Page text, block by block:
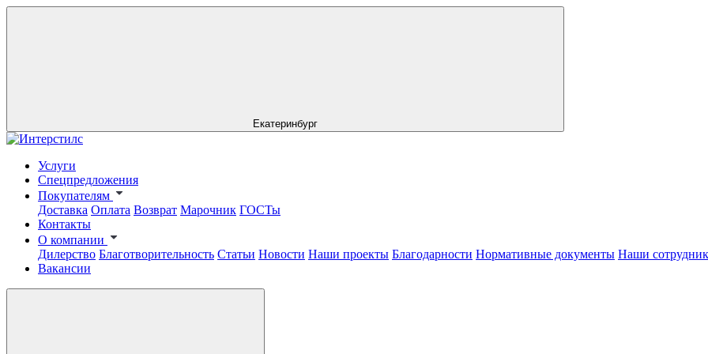
Екатеринбург
Услуги
Спецпредложения
Покупателям
Доставка Оплата Возврат Марочник ГОСТы
Контакты
О компании
Дилерство Благотворительность Статьи Новости Наши проекты Благодарности Нормативные документы Наши
Вакансии